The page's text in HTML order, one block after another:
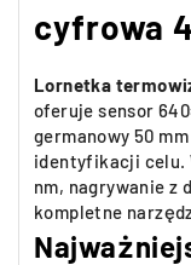
cyfrowa
Lornetka
oferuje sensor
germanowy 50
identyfikacji celu.
nm, nagrywanie z
kompletne